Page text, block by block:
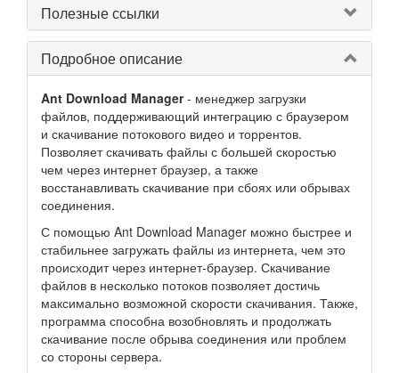
Полезные ссылки
Подробное описание
Ant Download Manager- менеджер загрузки
файлов, поддерживающий интеграцию с браузером
и скачивание потокового видео и торрентов.
Позволяет скачивать файлы с большей скоростью
чем через интернет браузер, а также
восстанавливать скачивание при сбоях или обрывах
соединения.
С помощью Ant Download Manager можно быстрее и
стабильнее загружать файлы из интернета, чем это
происходит через интернет-браузер. Скачивание
файлов в несколько потоков позволяет достичь
максимально возможной скорости скачивания. Также,
программа способна возобновлять и продолжать
скачивание после обрыва соединения или проблем
со стороны сервера.